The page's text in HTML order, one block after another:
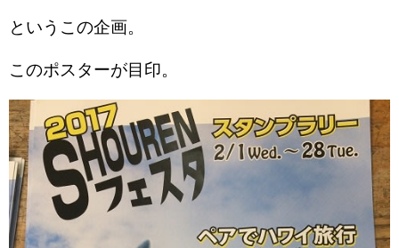
というこの企画。
このポスターが目印。